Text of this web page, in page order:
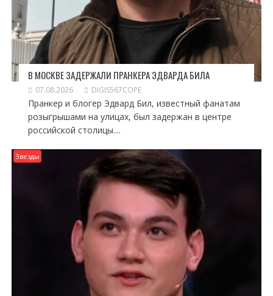
В МОСКВЕ ЗАДЕРЖАЛИ ПРАНКЕРА ЭДВАРДА БИЛА
07.08.2026 DIGIS567COPE
Пранкер и блогер Эдвард Бил, известный фанатам
розыгрышами на улицах, был задержан в центре
российской столицы....
Звезды